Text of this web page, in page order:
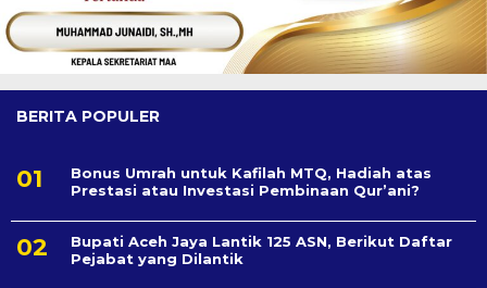
BERITA POPULER
Bonus Umrah untuk Kafilah MTQ, Hadiah atas
Prestasi atau Investasi Pembinaan Qur’ani?
Bupati Aceh Jaya Lantik 125 ASN, Berikut Daftar
Pejabat yang Dilantik